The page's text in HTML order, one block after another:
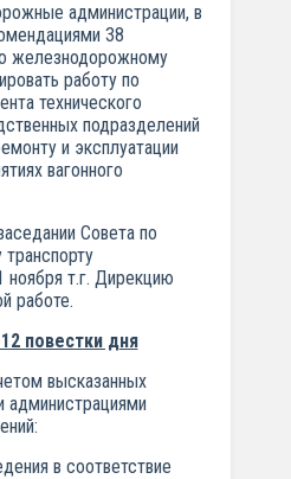
администрации, в
38
железнодорожному
работу по
технического
подразделений
и эксплуатации
вагонного
Совета по
т.г. Дирекцию
работе.
повестки дня
высказанных
в соответствие